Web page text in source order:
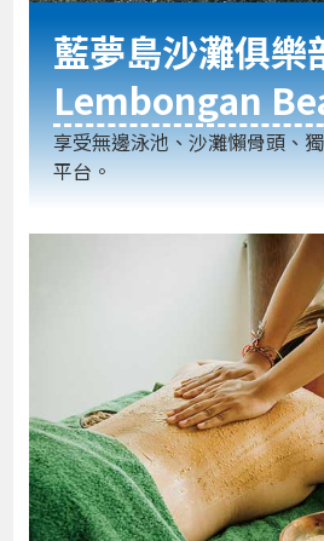
藍夢島沙灘俱樂
Lembongan
享受無邊泳池、沙灘懶骨頭、
平台。